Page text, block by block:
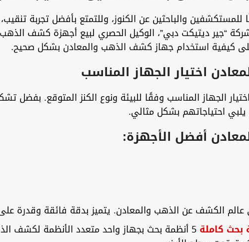
والباحثين عن الكنوز، وللتمتع بأفضل تجربة
“جير ديتيكت دبي”، الوكيل الحصري لبيع أجهزة كشف الذهب
كيفية استخدام جهاز كشف الذهب والمعادن بشكل صحيح.
اختيار الجهاز المناسب
الجهاز المناسب وفقًا للبيئة ونوع الكنز المتوقع. بفضل
يلبي احتياجاتهم بشكل مثالي.
أفضل الأجهزة:
عالم الكشف عن الذهب والمعادن. يتميز بدقة فائقة وقدرة
5 أنظمة بحث بجهاز واحد متعدد الأنظمة لكشف